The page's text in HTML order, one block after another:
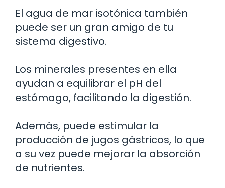
El agua de mar isotónica también
puede ser un gran amigo de tu
sistema digestivo.
Los minerales presentes en ella
ayudan a equilibrar el pH del
estómago, facilitando la digestión.
Además, puede estimular la
producción de jugos gástricos, lo que
a su vez puede mejorar la absorción
de nutrientes.